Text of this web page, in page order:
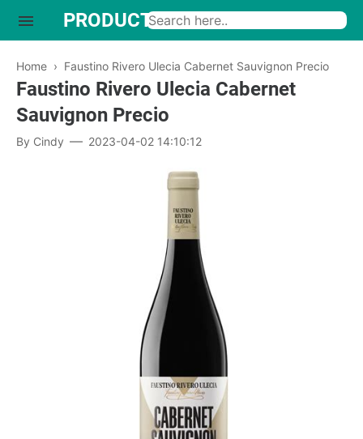
Home › Faustino Rivero Ulecia Cabernet Sauvignon Precio
Faustino Rivero Ulecia Cabernet
Sauvignon Precio
By Cindy 2023-04-02 14:10:12